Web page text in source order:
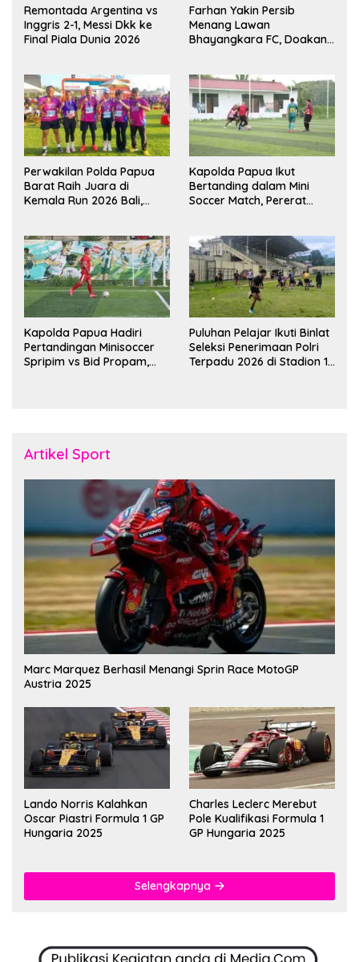
Remontada Argentina vs
Inggris 2-1, Messi Dkk ke
Final Piala Dunia 2026
Farhan Yakin Persib
Menang Lawan
Bhayangkara FC, Doakan
Perwakilan Polda Papua
Barat Raih Juara di
Kemala Run 2026 Bali,
Kapolda Papua Ikut
Bertanding dalam Mini
Soccer Match, Pererat
Kapolda Papua Hadiri
Pertandingan Minisoccer
Spripim vs Bid Propam,
Puluhan Pelajar Ikuti Binlat
Seleksi Penerimaan Polri
Terpadu 2026 di Stadion 16
Artikel Sport
Marc Marquez Berhasil Menangi Sprin Race MotoGP
Austria 2025
Lando Norris Kalahkan
Oscar Piastri Formula 1 GP
Hungaria 2025
Charles Leclerc Merebut
Pole Kualifikasi Formula 1
GP Hungaria 2025
Selengkapnya